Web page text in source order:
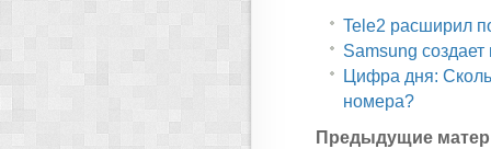
Tele2 расширил
Samsung
Цифра дня:
номера?
Предыдущие